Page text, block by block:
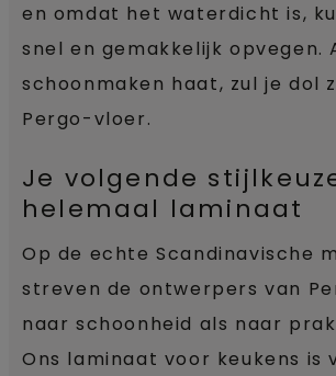
en omdat het waterdicht is,
snel en gemakkelijk opvegen.
schoonmaken haat, zul je dol
Pergo-vloer.
Je volgende
helemaal laminaat
Op de echte Scandinavische
streven de ontwerpers van
naar schoonheid als naar
Ons laminaat voor keukens is